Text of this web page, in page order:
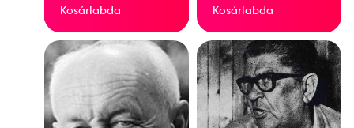
Kosárlabda Kosárlabda